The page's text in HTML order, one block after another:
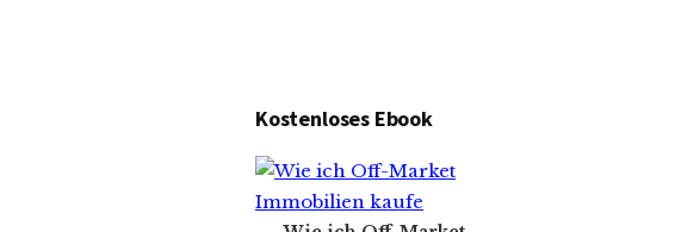
Kostenloses Ebook